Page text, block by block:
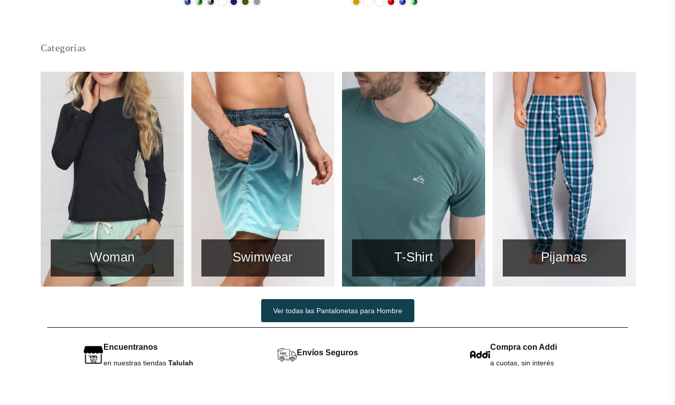
Categorías
Woman Swimwear T-Shirt Pijamas
Ver todas las Pantalonetas para Hombre
Encuentranos
en nuestras tiendas Talulah
Envíos Seguros
Compra con Addi
a cuotas, sin interés